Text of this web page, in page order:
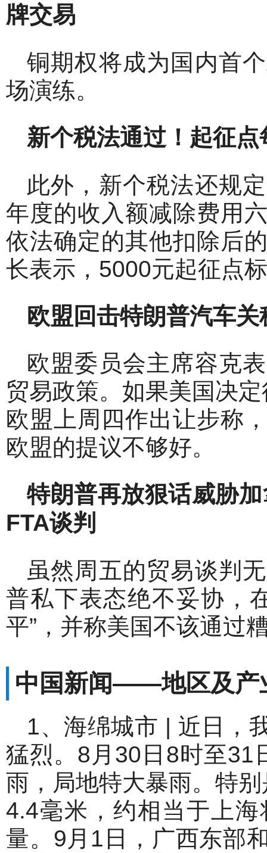
牌交易
铜期权将成为国内首
场演练。
新个税法通过！起征
此外，新个税法还规
年度的收入额减除费用
依法确定的其他扣除后
长表示，5000元起征点
欧盟回击特朗普汽车
欧盟委员会主席容克
贸易政策。如果美国决
欧盟上周四作出让步称
欧盟的提议不够好。
特朗普再放狠话威胁
FTA谈判
虽然周五的贸易谈判
普私下表态绝不妥协，
平”，并称美国不该通过
中国新闻——地区及产
1、海绵城市 | 近日，
猛烈。8月30日8时至31
雨，局地特大暴雨。特
4.4毫米，约相当于上
量。9月1日，广西东部